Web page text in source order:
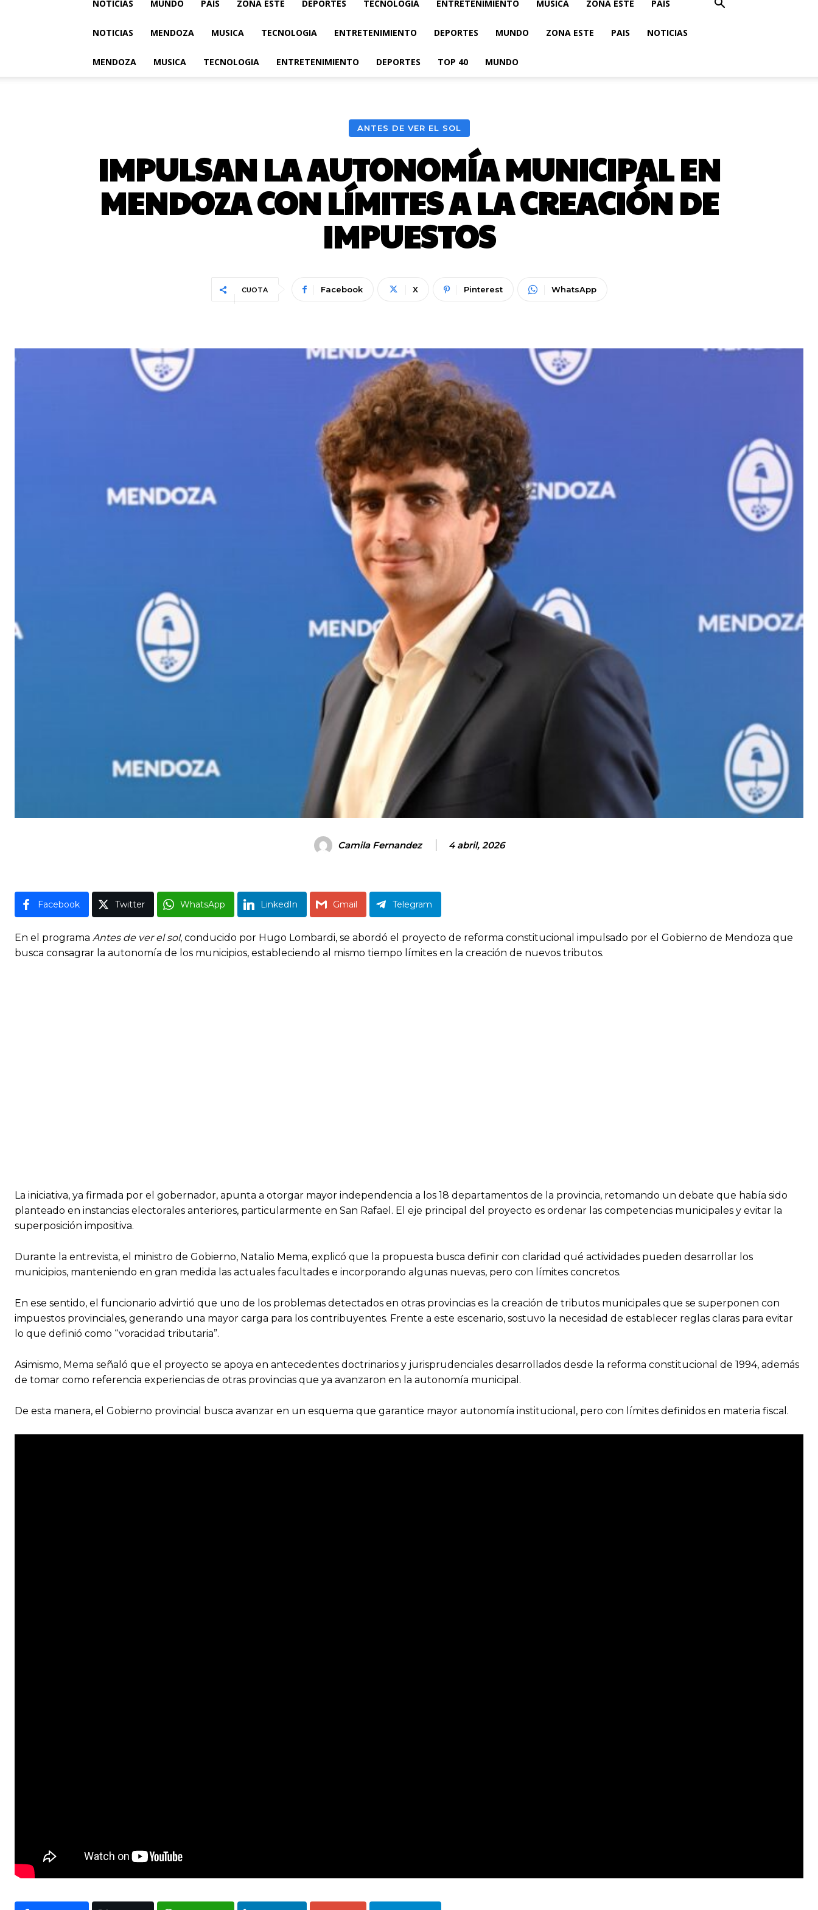
NOTICIAS MUNDO PAIS ZONA ESTE DEPORTES TECNOLOGIA ENTRETENIMIENTO MUSICA ZONA ESTE PAIS
NOTICIAS MENDOZA MUSICA TECNOLOGIA ENTRETENIMIENTO DEPORTES MUNDO ZONA ESTE PAIS NOTICIAS
MENDOZA MUSICA TECNOLOGIA ENTRETENIMIENTO DEPORTES TOP 40 MUNDO
ANTES DE VER EL SOL
IMPULSAN LA AUTONOMÍA MUNICIPAL EN
MENDOZA CON LÍMITES A LA CREACIÓN DE
IMPUESTOS
CUOTA Facebook X Pinterest WhatsApp
Camila Fernandez 4 abril, 2026
Facebook Twitter WhatsApp LinkedIn Gmail Telegram
En el programa Antes de ver el sol, conducido por Hugo Lombardi, se abordó el proyecto de reforma constitucional impulsado por el Gobierno de Mendoza que
busca consagrar la autonomía de los municipios, estableciendo al mismo tiempo límites en la creación de nuevos tributos.
La iniciativa, ya firmada por el gobernador, apunta a otorgar mayor independencia a los 18 departamentos de la provincia, retomando un debate que había sido
planteado en instancias electorales anteriores, particularmente en San Rafael. El eje principal del proyecto es ordenar las competencias municipales y evitar la
superposición impositiva.
Durante la entrevista, el ministro de Gobierno, Natalio Mema, explicó que la propuesta busca definir con claridad qué actividades pueden desarrollar los
municipios, manteniendo en gran medida las actuales facultades e incorporando algunas nuevas, pero con límites concretos.
En ese sentido, el funcionario advirtió que uno de los problemas detectados en otras provincias es la creación de tributos municipales que se superponen con
impuestos provinciales, generando una mayor carga para los contribuyentes. Frente a este escenario, sostuvo la necesidad de establecer reglas claras para evitar
lo que definió como “voracidad tributaria”.
Asimismo, Mema señaló que el proyecto se apoya en antecedentes doctrinarios y jurisprudenciales desarrollados desde la reforma constitucional de 1994, además
de tomar como referencia experiencias de otras provincias que ya avanzaron en la autonomía municipal.
De esta manera, el Gobierno provincial busca avanzar en un esquema que garantice mayor autonomía institucional, pero con límites definidos en materia fiscal.